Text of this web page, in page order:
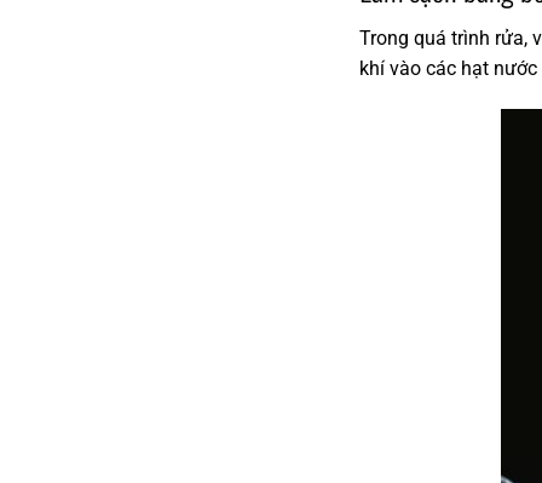
Trong quá trình rửa,
khí vào các hạt